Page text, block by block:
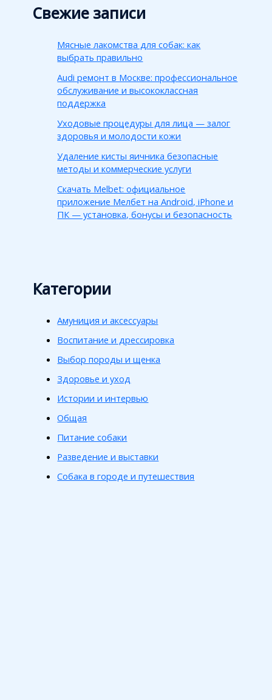
Свежие записи
Мясные лакомства для собак: как
выбрать правильно
Audi ремонт в Москве: профессиональное
обслуживание и высококлассная
поддержка
Уходовые процедуры для лица — залог
здоровья и молодости кожи
Удаление кисты яичника безопасные
методы и коммерческие услуги
Скачать Melbet: официальное
приложение Мелбет на Android, iPhone и
ПК — установка, бонусы и безопасность
Категории
Амуниция и аксессуары
Воспитание и дрессировка
Выбор породы и щенка
Здоровье и уход
Истории и интервью
Общая
Питание собаки
Разведение и выставки
Собака в городе и путешествия